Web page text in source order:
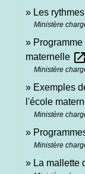
Les
Ministère
maternelle open_in_new
Ministère
Exemples
l'école
Ministère
Ministère
La mallette